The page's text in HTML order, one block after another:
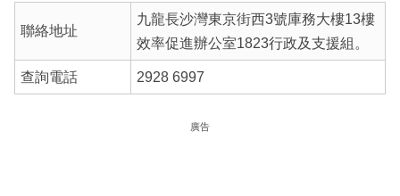
聯絡地址
九龍長沙灣東京街西3號庫務大樓13樓
效率促進辦公室1823行政及支援組。
查詢電話 2928 6997
廣告